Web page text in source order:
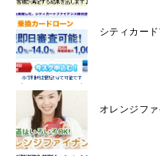
シティカー
オレンジフ